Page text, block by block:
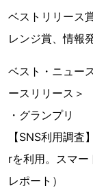
ベストリリース
レンジ賞、情報
ベスト・ニュー
ースリリース＞
・グランプリ
【SNS利用調
rを利用。スマ
レポート）